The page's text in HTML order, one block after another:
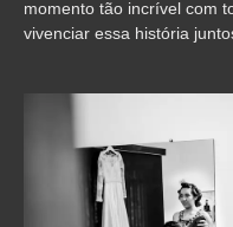
momento tão incrível com
vivenciar essa história